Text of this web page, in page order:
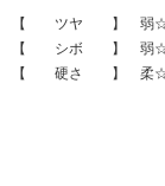
【 ツヤ 】 弱
【 シボ 】 弱
【 硬さ 】 柔